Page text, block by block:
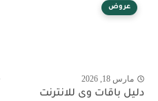
عروض
مارس 18, 2026
دليل باقات وى للانترنت